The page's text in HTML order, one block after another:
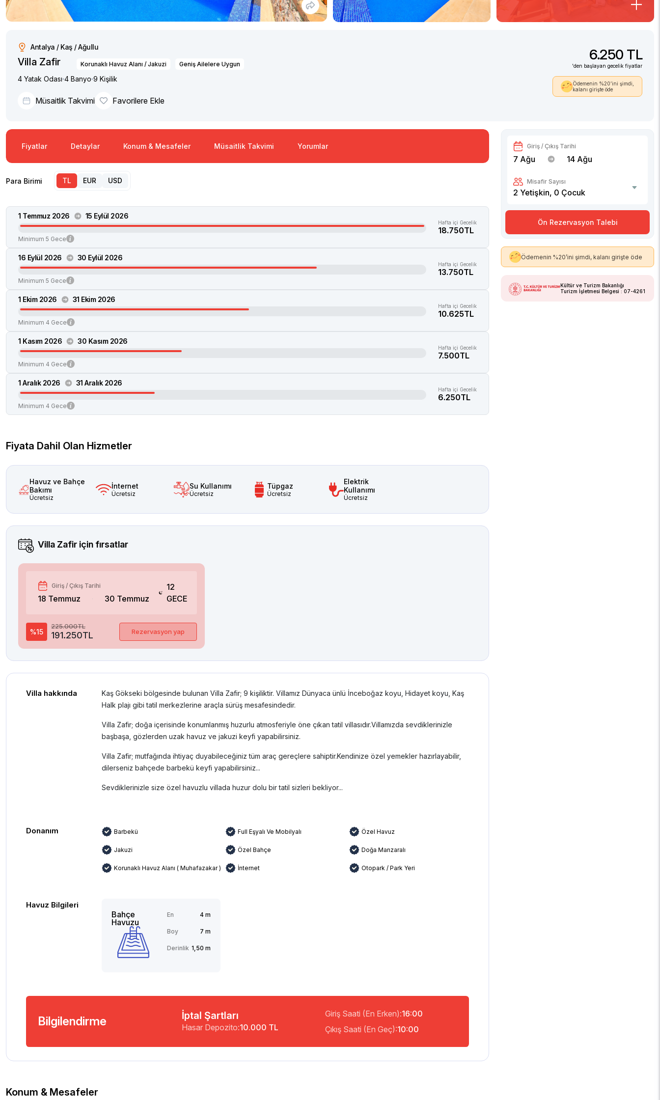
Antalya / Kaş / Ağullu
Villa Zafir Korunaklı Havuz Alanı / Jakuzi Geniş Ailelere Uygun
4 Yatak Odası 4 Banyo 9 Kişilik
Müsaitlik Takvimi Favorilere Ekle
6.250 TL
'den başlayan gecelik fiyatlar
Ödemenin %20’ini şimdi,
kalanı girişte öde
Fiyatlar Detaylar Konum & Mesafeler Müsaitlik Takvimi Yorumlar
Para Birimi TL EUR USD
1 Temmuz 2026 15 Eylül 2026
Minimum 5 Gece
Hafta içi Gecelik
18.750TL
16 Eylül 2026 30 Eylül 2026
Minimum 5 Gece
Hafta içi Gecelik
13.750TL
1 Ekim 2026 31 Ekim 2026
Minimum 4 Gece
Hafta içi Gecelik
10.625TL
1 Kasım 2026 30 Kasım 2026
Minimum 4 Gece
Hafta içi Gecelik
7.500TL
1 Aralık 2026 31 Aralık 2026
Minimum 4 Gece
Hafta içi Gecelik
6.250TL
Fiyata Dahil Olan Hizmetler
Havuz ve Bahçe
Bakımı
Ücretsiz
İnternet
Ücretsiz
Su Kullanımı
Ücretsiz
Tüpgaz
Ücretsiz
Elektrik
Kullanımı
Ücretsiz
Villa Zafir için fırsatlar
Giriş / Çıkış Tarihi
18 Temmuz 30 Temmuz
12
GECE
%15
225.000TL
191.250TL Rezervasyon yap
Villa hakkında Kaş Gökseki bölgesinde bulunan Villa Zafir; 9 kişiliktir. Villamız Dünyaca ünlü İnceboğaz koyu, Hidayet koyu, Kaş
Halk plajı gibi tatil merkezlerine araçla sürüş mesafesindedir.
Villa Zafir; doğa içerisinde konumlanmış huzurlu atmosferiyle öne çıkan tatil villasıdır.Villamızda sevdiklerinizle
başbaşa, gözlerden uzak havuz ve jakuzi keyfi yapabilirsiniz.
Villa Zafir; mutfağında ihtiyaç duyabileceğiniz tüm araç gereçlere sahiptir.Kendinize özel yemekler hazırlayabilir,
dilerseniz bahçede barbekü keyfi yapabilirsiniz...
Sevdiklerinizle size özel havuzlu villada huzur dolu bir tatil sizleri bekliyor...
Donanım Barbekü Full Eşyalı Ve Mobilyalı Özel Havuz
Jakuzi Özel Bahçe Doğa Manzaralı
Korunaklı Havuz Alanı ( Muhafazakar ) İnternet Otopark / Park Yeri
Havuz Bilgileri
Bahçe
Havuzu
En 4 m
Boy 7 m
Derinlik 1,50 m
Bilgilendirme İptal Şartları
Hasar Depozito:10.000 TL
Giriş Saati (En Erken):16:00
Çıkış Saati (En Geç):10:00
Konum & Mesafeler
Giriş / Çıkış Tarihi
7 Ağu 14 Ağu
Misafir Sayısı
2 Yetişkin, 0 Çocuk
Ön Rezervasyon Talebi
Ödemenin %20’ini şimdi, kalanı girişte öde
Kültür ve Turizm Bakanlığı
Turizm İşletmesi Belgesi : 07-4261